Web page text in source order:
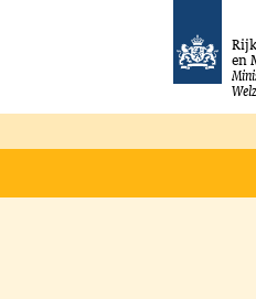
en